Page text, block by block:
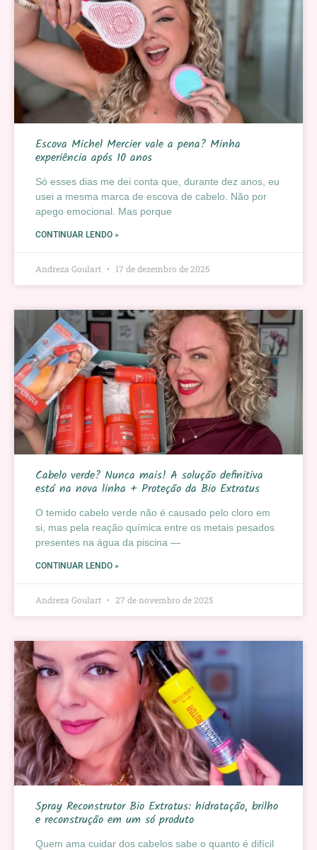
Escova Michel Mercier vale a pena? Minha
experiência após 10 anos
Só esses dias me dei conta que, durante dez anos, eu
usei a mesma marca de escova de cabelo. Não por
apego emocional. Mas porque
CONTINUAR LENDO »
Andreza Goulart 17 de dezembro de 2025
Cabelo verde? Nunca mais! A solução definitiva
está na nova linha + Proteção da Bio Extratus
O temido cabelo verde não é causado pelo cloro em
si, mas pela reação química entre os metais pesados
presentes na água da piscina —
CONTINUAR LENDO »
Andreza Goulart 27 de novembro de 2025
Spray Reconstrutor Bio Extratus: hidratação, brilho
e reconstrução em um só produto
Quem ama cuidar dos cabelos sabe o quanto é difícil